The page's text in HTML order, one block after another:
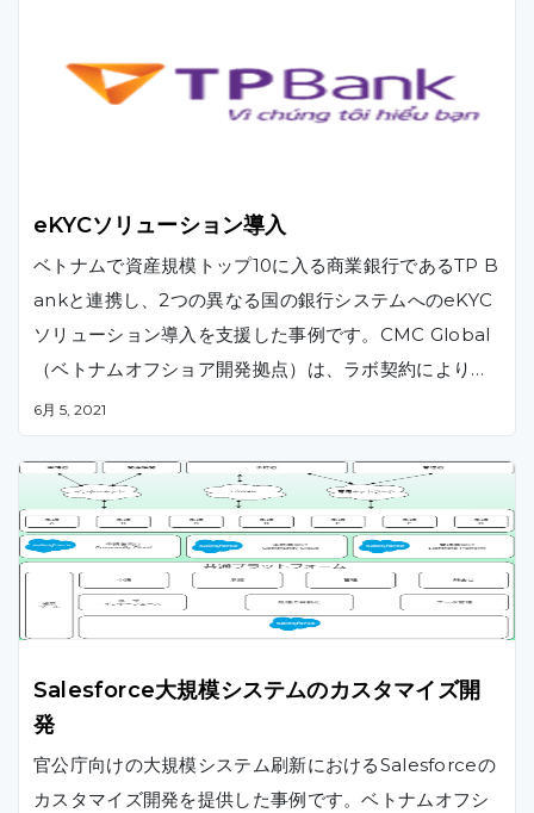
eKYCソリューション導入
ベトナムで資産規模トップ10に入る商業銀行であるTP B
ankと連携し、2つの異なる国の銀行システムへのeKYC
ソリューション導入を支援した事例です。CMC Global
（ベトナムオフショア開発拠点）は、ラボ契約によりセ
マンティックWeb技術ツールや自然言語処理に基づく認
スに導入しました。
6月 5, 2021
Salesforce大規模システムのカスタマイズ開
発
官公庁向けの大規模システム刷新におけるSalesforceの
カスタマイズ開発を提供した事例です。ベトナムオフシ